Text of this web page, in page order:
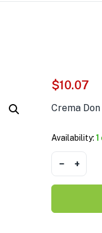
$10.07
Crema
Availability:
− +